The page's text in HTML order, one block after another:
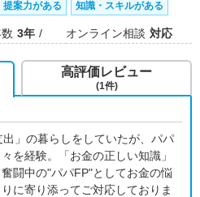
提案力がある 知識・スキルがある
3年 オンライン相談 対応
」の暮らしをしていたが、パパ
を経験。「お金の正しい知識」
闘中の"パパFP"としてお金の悩
に寄り添ってご対応しておりま
高評価レビュー
(1件)